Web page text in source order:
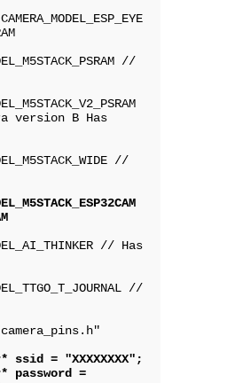
//
version B Has
//
// Has
//
ssid = "XXXXXXXX";
password =